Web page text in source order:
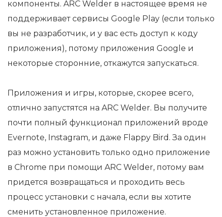
компоненты. ARC Welder в настоящее время не
поддерживает сервисы Google Play (если только
вы не разработчик, и у вас есть доступ к коду
приложения), потому приложения Google и
некоторые сторонние, откажутся запускаться.
Приложения и игры, которые, скорее всего,
отлично запустятся на ARC Welder. Вы получите
почти полный функционал приложений вроде
Evernote, Instagram, и даже Flappy Bird. За один
раз можно установить только одно приложение
в Chrome при помощи ARC Welder, потому вам
придется возвращаться и проходить весь
процесс установки с начала, если вы хотите
сменить установленное приложение.